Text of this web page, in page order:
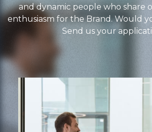
and dynamic people who share
enthusiasm for the Brand. Would
Send us your